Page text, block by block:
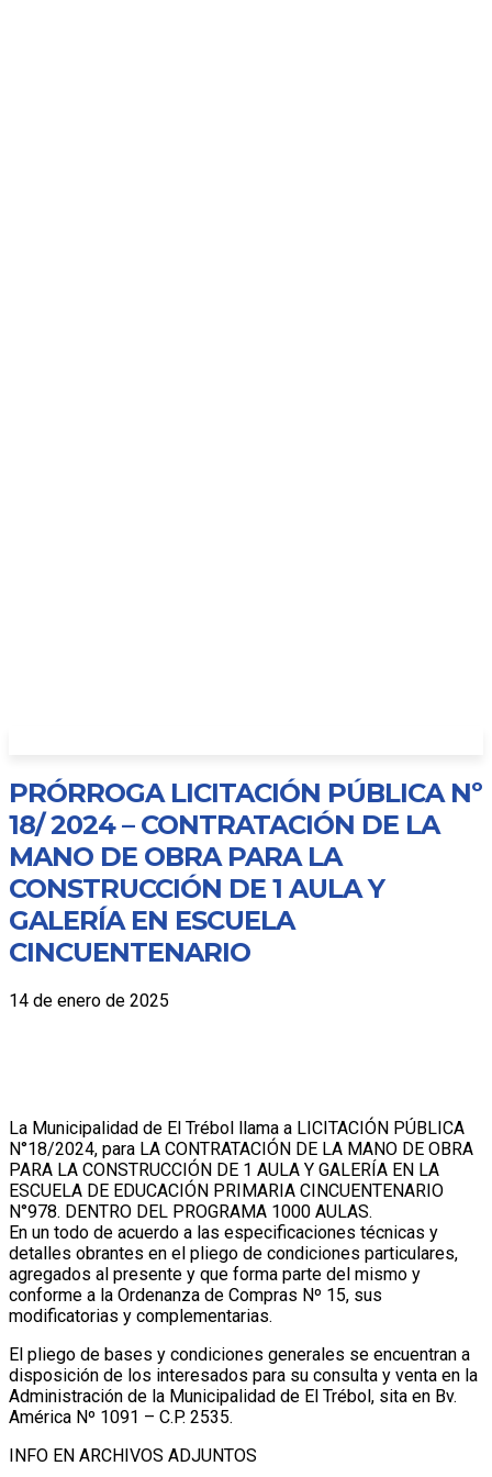
PRÓRROGA LICITACIÓN PÚBLICA Nº
18/ 2024 – CONTRATACIÓN DE LA
MANO DE OBRA PARA LA
CONSTRUCCIÓN DE 1 AULA Y
GALERÍA EN ESCUELA
CINCUENTENARIO
14 de enero de 2025
La Municipalidad de El Trébol llama a LICITACIÓN PÚBLICA
N°18/2024, para LA CONTRATACIÓN DE LA MANO DE OBRA
PARA LA CONSTRUCCIÓN DE 1 AULA Y GALERÍA EN LA
ESCUELA DE EDUCACIÓN PRIMARIA CINCUENTENARIO
N°978. DENTRO DEL PROGRAMA 1000 AULAS.
En un todo de acuerdo a las especificaciones técnicas y
detalles obrantes en el pliego de condiciones particulares,
agregados al presente y que forma parte del mismo y
conforme a la Ordenanza de Compras Nº 15, sus
modificatorias y complementarias.
El pliego de bases y condiciones generales se encuentran a
disposición de los interesados para su consulta y venta en la
Administración de la Municipalidad de El Trébol, sita en Bv.
América Nº 1091 – C.P. 2535.
INFO EN ARCHIVOS ADJUNTOS